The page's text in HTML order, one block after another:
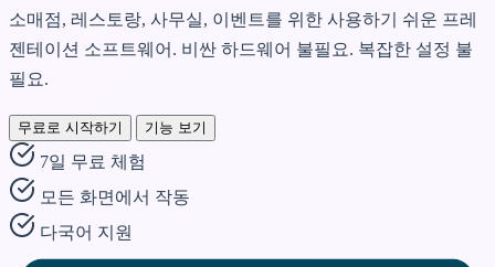
소매점, 레스토랑, 사무실, 이벤트를 위한 사용하기 쉬운 프레
젠테이션 소프트웨어. 비싼 하드웨어 불필요. 복잡한 설정 불
필요.
무료로 시작하기 기능 보기
7일 무료 체험
모든 화면에서 작동
다국어 지원